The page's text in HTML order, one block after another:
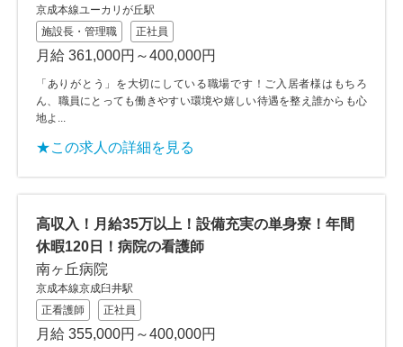
京成本線ユーカリが丘駅
施設長・管理職
正社員
月給 361,000円～400,000円
「ありがとう」を大切にしている職場です！ご入居者様はもちろ
ん、職員にとっても働きやすい環境や嬉しい待遇を整え誰からも心
地よ...
★この求人の詳細を見る
高収入！月給35万以上！設備充実の単身寮！年間
休暇120日！病院の看護師
南ヶ丘病院
京成本線京成臼井駅
正看護師
正社員
月給 355,000円～400,000円